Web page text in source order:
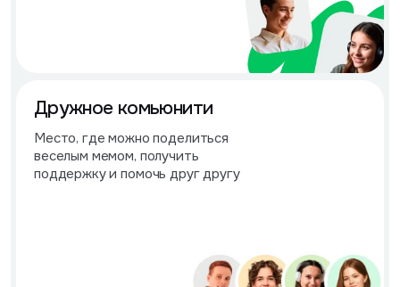
Дружное комьюнити
Место, где можно поделиться
веселым мемом, получить
поддержку и помочь друг другу